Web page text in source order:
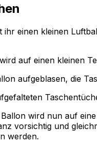
einen kleinen
auf einen kleinen
aufgeblasen, die
wird nun auf
vorsichtig und
werden.